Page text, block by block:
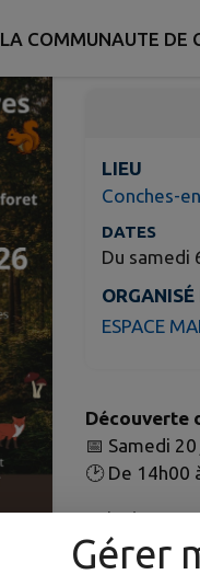
LA COMMUNAUTE DE
LIEU
Conches-
DATES
Du samedi
ORGANISÉ
ESPACE
Découverte
📅 Samedi
🕑 De 14h00
Animée par
Les
l’avenir ?
Gérer